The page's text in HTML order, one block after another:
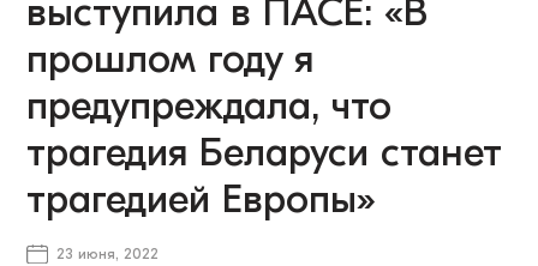
выступила в ПАСЕ: «В
прошлом году я
предупреждала, что
трагедия Беларуси станет
трагедией Европы»
23 июня, 2022